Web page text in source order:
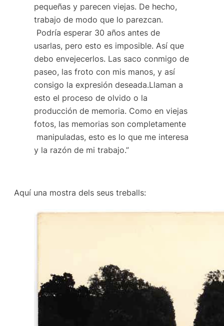
pequeñas y parecen viejas. De hecho,
trabajo de modo que lo parezcan.
Podría esperar 30 años antes de
usarlas, pero esto es imposible. Así que
debo envejecerlos. Las saco conmigo de
paseo, las froto con mis manos, y así
consigo la expresión deseada.Llaman a
esto el proceso de olvido o la
producción de memoria. Como en viejas
fotos, las memorias son completamente
manipuladas, esto es lo que me interesa
y la razón de mi trabajo.”
Aquí una mostra dels seus treballs: